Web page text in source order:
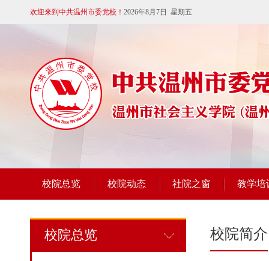
欢迎来到中共温州市委党校！ 2026年8月7日 星期五
校院总览 校院动态 社院之窗 教学培
校院总览 校院简介